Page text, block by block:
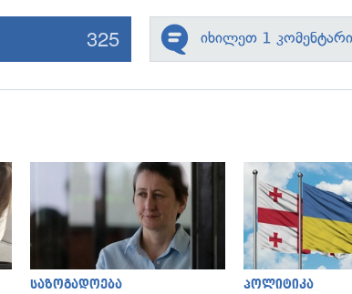
325 იხილეთ 1 კომენტარი
გადახედვა გადახედვა
საზოგადოება პოლიტიკა